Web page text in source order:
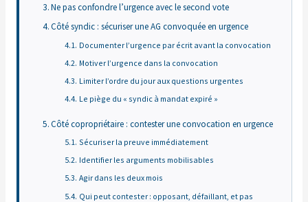
Ne pas confondre l’urgence avec le second vote
Côté syndic : sécuriser une AG convoquée en urgence
Documenter l’urgence par écrit avant la convocation
Motiver l’urgence dans la convocation
Limiter l’ordre du jour aux questions urgentes
Le piège du « syndic à mandat expiré »
Côté copropriétaire : contester une convocation en urgence
Sécuriser la preuve immédiatement
Identifier les arguments mobilisables
Agir dans les deux mois
Qui peut contester : opposant, défaillant, et pas